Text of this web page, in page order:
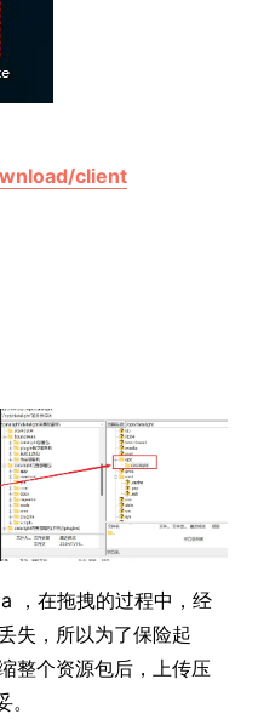
client
，在拖拽的过程中，经
失，所以为了保险起
整个资源包后，上传压